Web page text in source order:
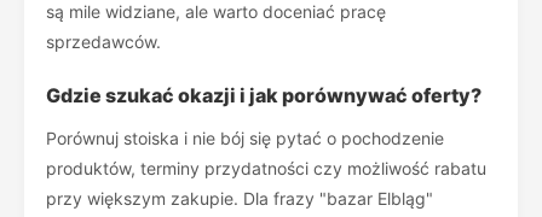
są mile widziane, ale warto doceniać pracę
sprzedawców.
Gdzie szukać okazji i jak porównywać oferty?
Porównuj stoiska i nie bój się pytać o pochodzenie
produktów, terminy przydatności czy możliwość rabatu
przy większym zakupie. Dla frazy "bazar Elbląg"